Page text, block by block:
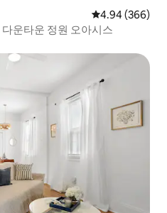
평점 4.94점(5
4.94 (366)
운타운 정원 오아시스